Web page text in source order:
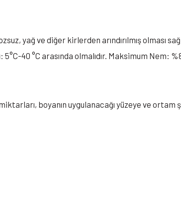
yağ ve diğer kirlerden arındırılmış olması
5°C-40 °C arasında olmalıdır. Maksimum Nem:
boyanın uygulanacağı yüzeye ve